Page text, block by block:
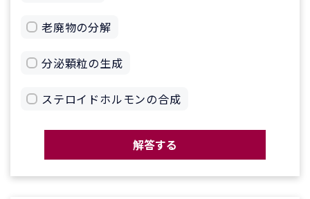
老廃物の分解
分泌顆粒の生成
ステロイドホルモンの合成
解答する